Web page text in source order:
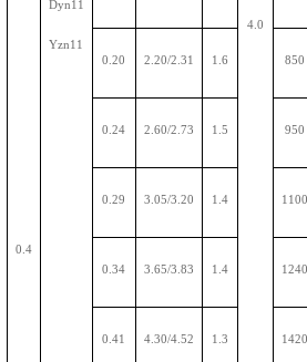
0.4
Dyn11
Yzn11
4.0
0.20 2.20/2.31 1.6 850
0.24 2.60/2.73 1.5 950
0.29 3.05/3.20 1.4 1100
0.34 3.65/3.83 1.4 1240
0.41 4.30/4.52 1.3 1420